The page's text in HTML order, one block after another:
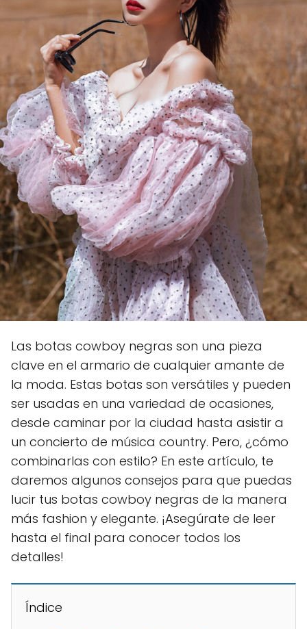
Las botas cowboy negras son una pieza
clave en el armario de cualquier amante de
la moda. Estas botas son versátiles y pueden
ser usadas en una variedad de ocasiones,
desde caminar por la ciudad hasta asistir a
un concierto de música country. Pero, ¿cómo
combinarlas con estilo? En este artículo, te
daremos algunos consejos para que puedas
lucir tus botas cowboy negras de la manera
más fashion y elegante. ¡Asegúrate de leer
hasta el final para conocer todos los
detalles!
Índice